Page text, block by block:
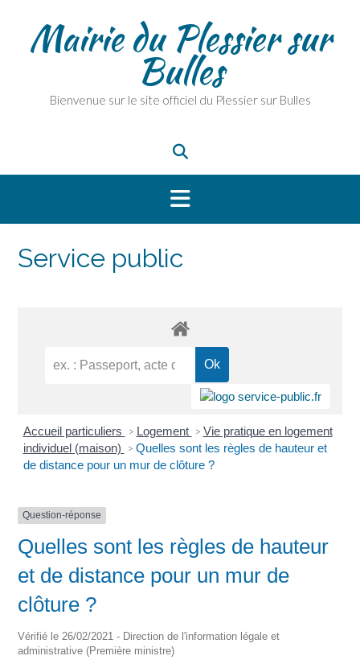
contentMairie du Plessier sur
Bulles
Bienvenue sur le site officiel du Plessier sur Bulles
Service public
Accueil particuliers > Logement > Vie pratique en logement
individuel (maison)
> Quelles sont les règles de hauteur et
de distance pour un mur de clôture ?
Question-réponse
Quelles sont les règles de hauteur
et de distance pour un mur de
clôture ?
Vérifié le 26/02/2021 - Direction de l'information légale et
administrative (Première ministre)